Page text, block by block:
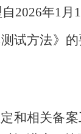
2026年1月 1
试方法》
和相关备